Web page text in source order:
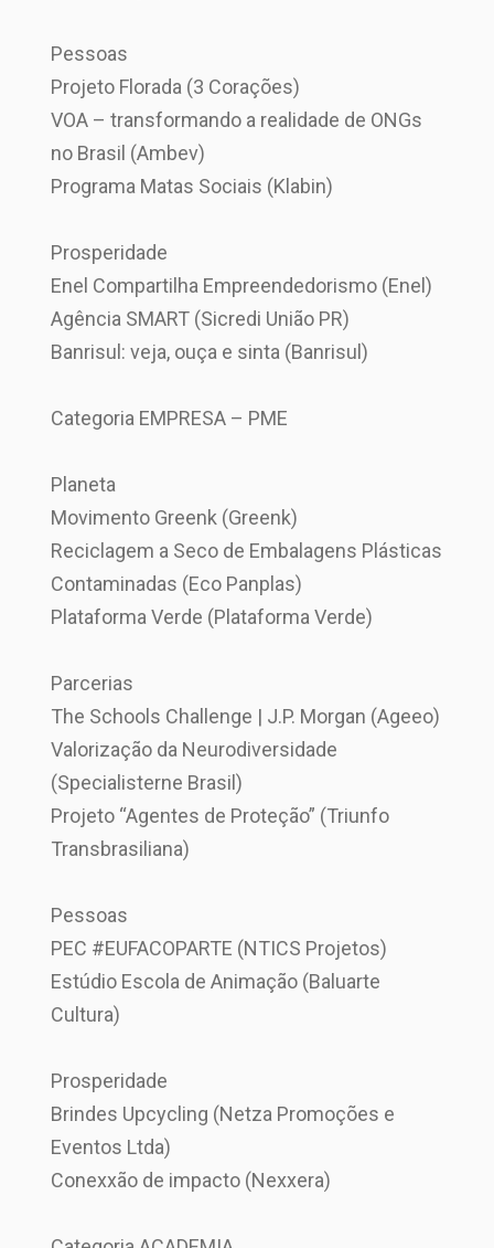
Pessoas
Projeto Florada (3 Corações)
VOA – transformando a realidade de ONGs
no Brasil (Ambev)
Programa Matas Sociais (Klabin)
Prosperidade
Enel Compartilha Empreendedorismo (Enel)
Agência SMART (Sicredi União PR)
Banrisul: veja, ouça e sinta (Banrisul)
Categoria EMPRESA – PME
Planeta
Movimento Greenk (Greenk)
Reciclagem a Seco de Embalagens Plásticas
Contaminadas (Eco Panplas)
Plataforma Verde (Plataforma Verde)
Parcerias
The Schools Challenge | J.P. Morgan (Ageeo)
Valorização da Neurodiversidade
(Specialisterne Brasil)
Projeto “Agentes de Proteção” (Triunfo
Transbrasiliana)
Pessoas
PEC #EUFACOPARTE (NTICS Projetos)
Estúdio Escola de Animação (Baluarte
Cultura)
Prosperidade
Brindes Upcycling (Netza Promoções e
Eventos Ltda)
Conexxão de impacto (Nexxera)